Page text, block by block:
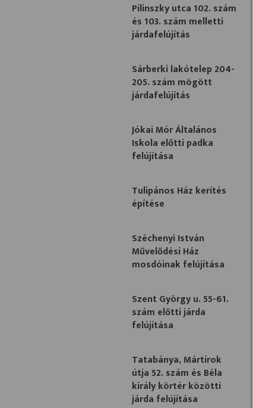
Pilinszky utca 102. szám
és 103. szám melletti
járdafelújítás
Sárberki lakótelep 204-
205. szám mögött
járdafelújítás
Jókai Mór Általános
Iskola előtti padka
felújítása
Tulipános Ház kerítés
építése
Széchenyi István
Művelődési Ház
mosdóinak felújítása
Szent György u. 55-61.
szám előtti járda
felújítása
Tatabánya, Mártírok
útja 52. szám és Béla
király körtér közötti
járda felújítása